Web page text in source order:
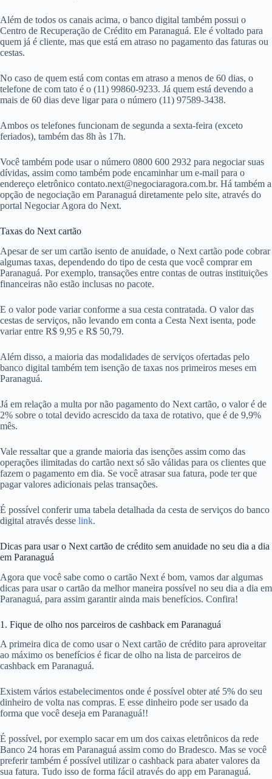
Além de todos os canais acima, o banco digital também possui o
Centro de Recuperação de Crédito em Paranaguá. Ele é voltado para
quem já é cliente, mas que está em atraso no pagamento das faturas ou
cestas.
No caso de quem está com contas em atraso a menos de 60 dias, o
telefone de com tato é o (11) 99860-9233. Já quem está devendo a
mais de 60 dias deve ligar para o número (11) 97589-3438.
Ambos os telefones funcionam de segunda a sexta-feira (exceto
feriados), também das 8h às 17h.
Você também pode usar o número 0800 600 2932 para negociar suas
dívidas, assim como também pode encaminhar um e-mail para o
endereço eletrônico contato.next@negociaragora.com.br. Há também a
opção de negociação em Paranaguá diretamente pelo site, através do
portal Negociar Agora do Next.
Taxas do Next cartão
Apesar de ser um cartão isento de anuidade, o Next cartão pode cobrar
algumas taxas, dependendo do tipo de cesta que você comprar em
Paranaguá. Por exemplo, transações entre contas de outras instituições
financeiras não estão inclusas no pacote.
E o valor pode variar conforme a sua cesta contratada. O valor das
cestas de serviços, não levando em conta a Cesta Next isenta, pode
variar entre R$ 9,95 e R$ 50,79.
Além disso, a maioria das modalidades de serviços ofertadas pelo
banco digital também tem isenção de taxas nos primeiros meses em
Paranaguá.
Já em relação a multa por não pagamento do Next cartão, o valor é de
2% sobre o total devido acrescido da taxa de rotativo, que é de 9,9%
mês.
Vale ressaltar que a grande maioria das isenções assim como das
operações ilimitadas do cartão next só são válidas para os clientes que
fazem o pagamento em dia. Se você atrasar sua fatura, pode ter que
pagar valores adicionais pelas transações.
É possível conferir uma tabela detalhada da cesta de serviços do banco
digital através desse link.
Dicas para usar o Next cartão de crédito sem anuidade no seu dia a dia
em Paranaguá
Agora que você sabe como o cartão Next é bom, vamos dar algumas
dicas para usar o cartão da melhor maneira possível no seu dia a dia em
Paranaguá, para assim garantir ainda mais benefícios. Confira!
1. Fique de olho nos parceiros de cashback em Paranaguá
A primeira dica de como usar o Next cartão de crédito para aproveitar
ao máximo os benefícios é ficar de olho na lista de parceiros de
cashback em Paranaguá.
Existem vários estabelecimentos onde é possível obter até 5% do seu
dinheiro de volta nas compras. E esse dinheiro pode ser usado da
forma que você deseja em Paranaguá!!
É possível, por exemplo sacar em um dos caixas eletrônicos da rede
Banco 24 horas em Paranaguá assim como do Bradesco. Mas se você
preferir também é possível utilizar o cashback para abater valores da
sua fatura. Tudo isso de forma fácil através do app em Paranaguá.